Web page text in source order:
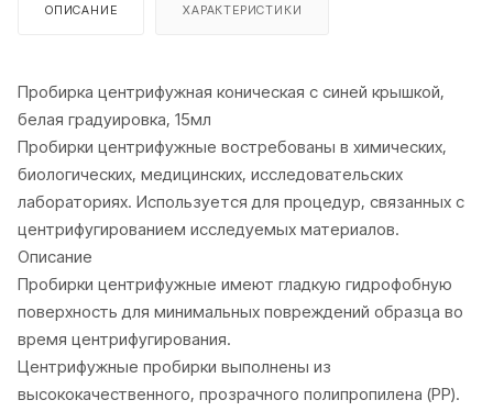
ОПИСАНИЕ ХАРАКТЕРИСТИКИ
Пробирка центрифужная коническая с синей крышкой,
белая градуировка, 15мл
Пробирки центрифужные востребованы в химических,
биологических, медицинских, исследовательских
лабораториях. Используется для процедур, связанных с
центрифугированием исследуемых материалов.
Описание
Пробирки центрифужные имеют гладкую гидрофобную
поверхность для минимальных повреждений образца во
время центрифугирования.
Центрифужные пробирки выполнены из
высококачественного, прозрачного полипропилена (PP).